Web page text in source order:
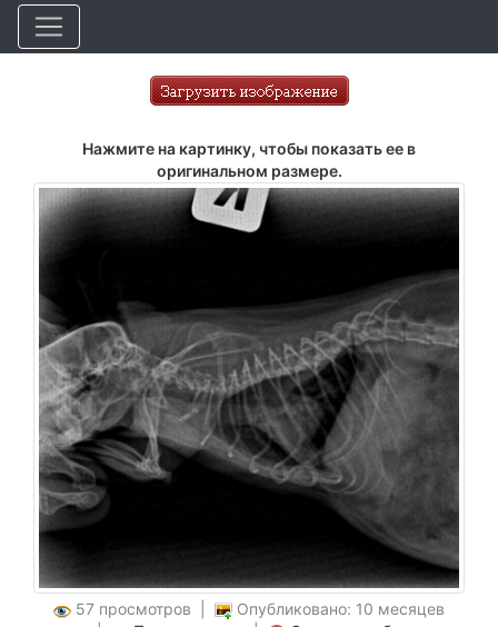
Нажмите на картинку, чтобы показать ее в
оригинальном размере.
57 просмотров |
Опубликовано: 10 месяцев